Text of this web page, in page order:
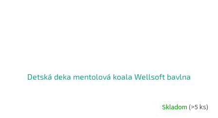
Detská deka mentolová koala Wellsoft bavlna
Skladom (>5 ks)